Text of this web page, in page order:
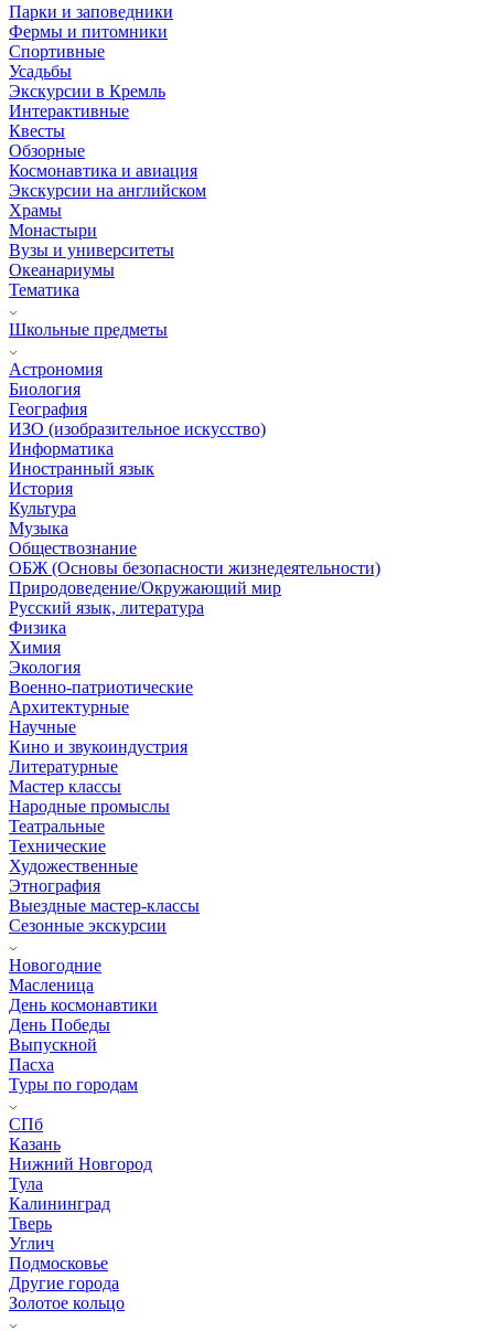
Парки и заповедники
Фермы и питомники
Спортивные
Усадьбы
Экскурсии в Кремль
Интерактивные
Квесты
Обзорные
Космонавтика и авиация
Экскурсии на английском
Храмы
Монастыри
Вузы и университеты
Океанариумы
Тематика
Школьные предметы
Астрономия
Биология
География
ИЗО (изобразительное искусство)
Информатика
Иностранный язык
История
Культура
Музыка
Обществознание
ОБЖ (Основы безопасности жизнедеятельности)
Природоведение/Окружающий мир
Русский язык, литература
Физика
Химия
Экология
Военно-патриотические
Архитектурные
Научные
Кино и звукоиндустрия
Литературные
Мастер классы
Народные промыслы
Театральные
Технические
Художественные
Этнография
Выездные мастер-классы
Сезонные экскурсии
Новогодние
Масленица
День космонавтики
День Победы
Выпускной
Пасха
Туры по городам
СПб
Казань
Нижний Новгород
Тула
Калининград
Тверь
Углич
Подмосковье
Другие города
Золотое кольцо